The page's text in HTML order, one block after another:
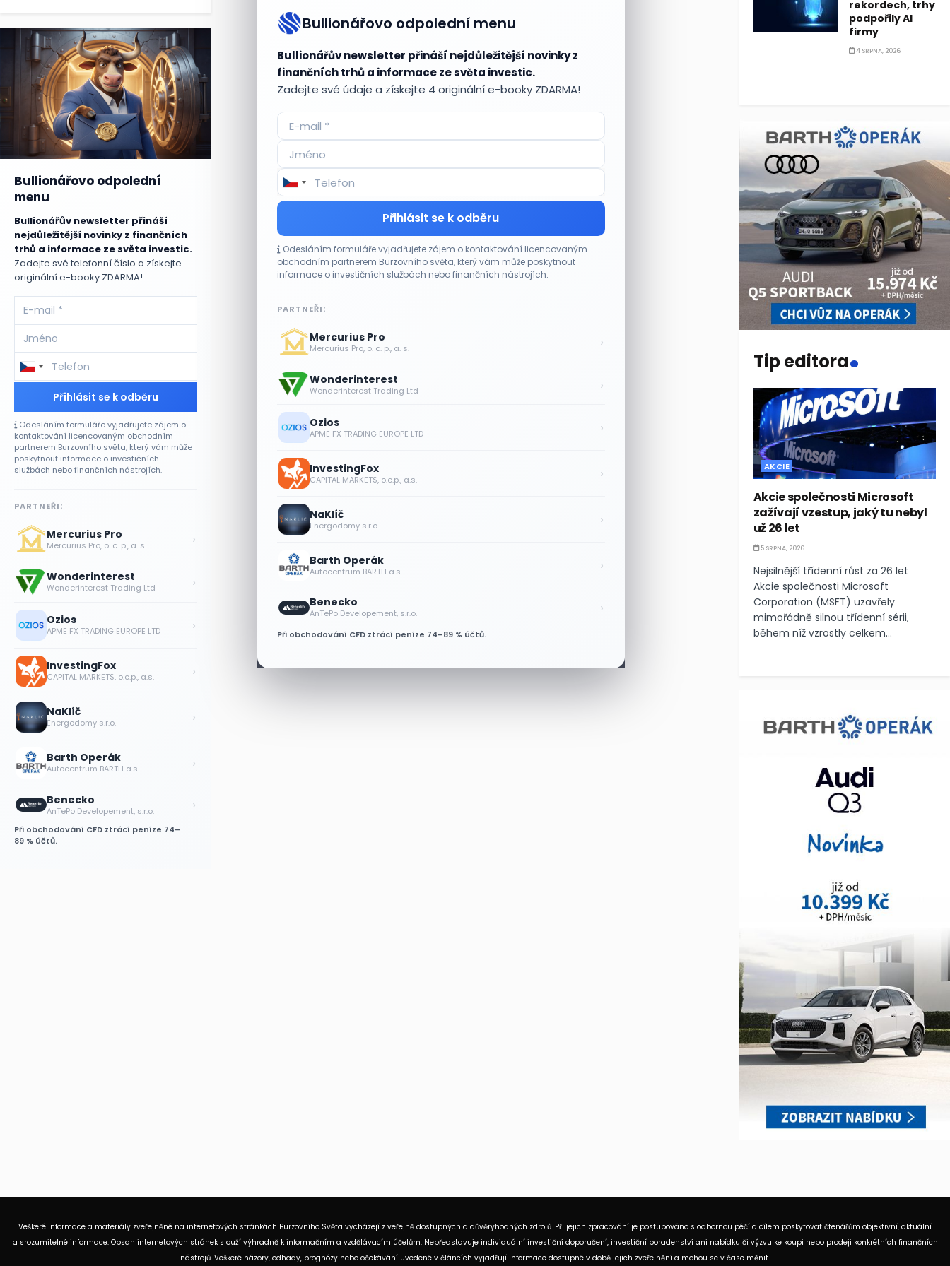
Bullionářovo odpolední menu
Bullionářův newsletter přináší nejdůležitější novinky z
finančních trhů a informace ze světa investic.
Zadejte své údaje a získejte 4 originální e-booky ZDARMA!
Přihlásit se k odběru
Odesláním formuláře vyjadřujete zájem o kontaktování licencovaným
obchodním partnerem Burzovního světa, který vám může poskytnout
informace o investičních službách nebo finančních nástrojích.
PARTNEŘI:
Mercurius Pro
Mercurius Pro, o. c. p., a. s. ›
Wonderinterest
Wonderinterest Trading Ltd ›
Ozios
APME FX TRADING EUROPE LTD ›
InvestingFox
CAPITAL MARKETS, o.c.p., a.s. ›
NaKlíč
Energodomy s.r.o. ›
Barth Operák
Autocentrum BARTH a.s. ›
Benecko
AnTePo Developement, s.r.o. ›
Při obchodování CFD ztrácí peníze 74–89 % účtů.
Bullionářovo odpolední
menu
Bullionářův newsletter přináší
nejdůležitější novinky z finančních
trhů a informace ze světa investic.
Zadejte své telefonní číslo a získejte
originální e-booky ZDARMA!
Přihlásit se k odběru
Odesláním formuláře vyjadřujete zájem o
kontaktování licencovaným obchodním
partnerem Burzovního světa, který vám může
poskytnout informace o investičních
službách nebo finančních nástrojích.
PARTNEŘI:
Mercurius Pro
Mercurius Pro, o. c. p., a. s. ›
Wonderinterest
Wonderinterest Trading Ltd ›
Ozios
APME FX TRADING EUROPE LTD ›
InvestingFox
CAPITAL MARKETS, o.c.p., a.s. ›
NaKlíč
Energodomy s.r.o. ›
Barth Operák
Autocentrum BARTH a.s. ›
Benecko
AnTePo Developement, s.r.o. ›
Při obchodování CFD ztrácí peníze 74–
89 % účtů.
rekordech, trhy
podpořily AI
firmy
4 SRPNA, 2026
Tip editora.
AKCIE
Akcie společnosti Microsoft
zažívají vzestup, jaký tu nebyl
už 26 let
5 SRPNA, 2026
Nejsilnější třídenní růst za 26 let
Akcie společnosti Microsoft
Corporation (MSFT) uzavřely
mimořádně silnou třídenní sérii,
během níž vzrostly celkem...
Veškeré informace a materiály zveřejněné na internetových stránkách Burzovního Světa vycházejí z veřejně dostupných a důvěryhodných zdrojů. Při jejich zpracování je postupováno s odbornou péčí a cílem poskytovat čtenářům objektivní, aktuální
a srozumitelné informace. Obsah internetových stránek slouží výhradně k informačním a vzdělávacím účelům. Nepředstavuje individuální investiční doporučení, investiční poradenství ani nabídku či výzvu ke koupi nebo prodeji konkrétních finančních
nástrojů. Veškeré názory, odhady, prognózy nebo očekávání uvedené v článcích vyjadřují informace dostupné v době jejich zveřejnění a mohou se v čase měnit.